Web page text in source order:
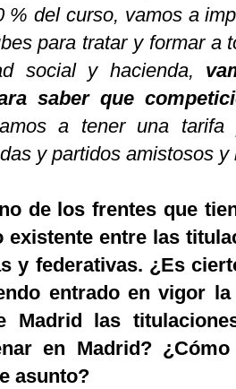
% del curso, vamos a
para tratar y formar a
social y hacienda,
saber que
a tener una tarifa
y partidos amistosos
de los frentes que
existente entre las
y federativas. ¿Es
entrado en vigor
Madrid las
en Madrid?
asunto?